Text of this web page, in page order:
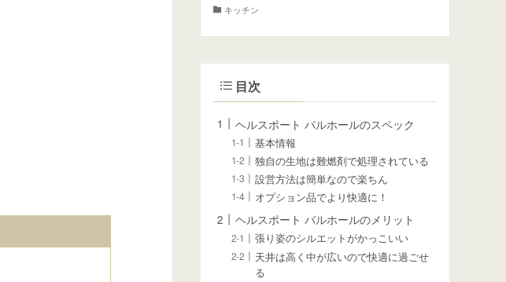
キッチン
目次
ヘルスポート バルホールのスペック
基本情報
独自の生地は難燃剤で処理されている
設営方法は簡単なので楽ちん
オプション品でより快適に！
ヘルスポート バルホールのメリット
張り姿のシルエットがかっこいい
天井は高く中が広いので快適に過ごせ
る